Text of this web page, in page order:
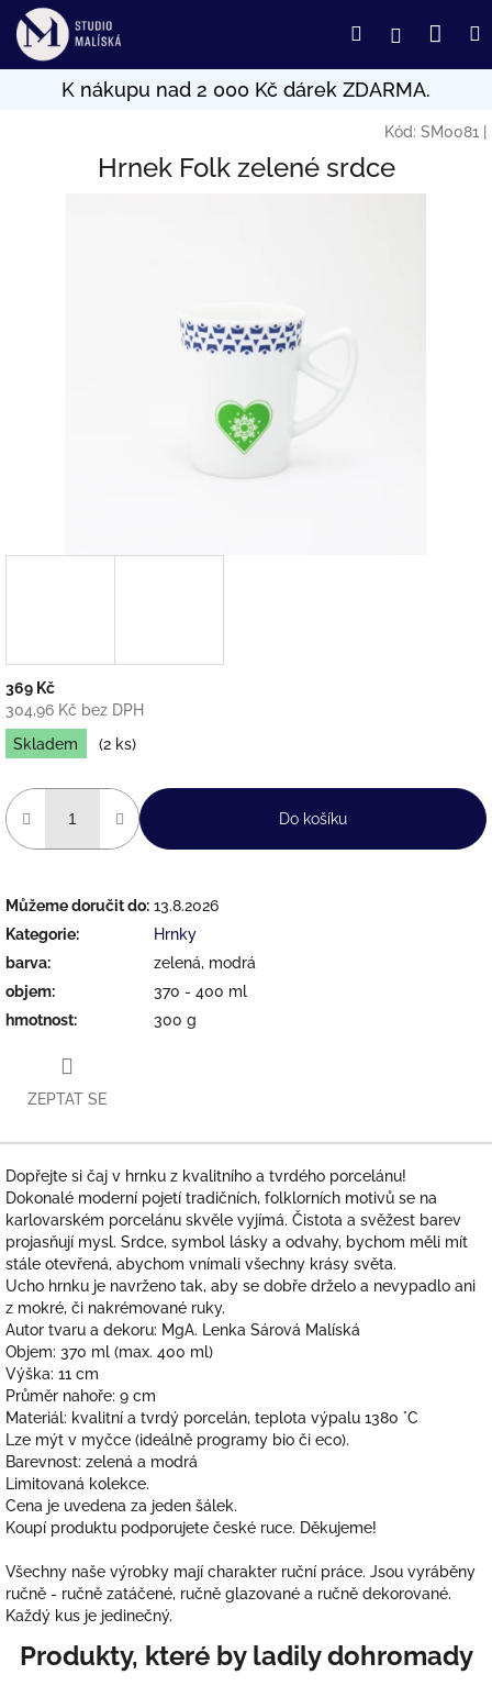
Přejít
obsah
HledatPřihlášení
Kód: SM0081
Hrnek Folk zelené srdce
369 Kč
304,96 Kč bez DPH
Měrná
cena:
Skladem (2 ks)
Do košíku
Můžeme doručit do: 13.8.2026
Kategorie:
Hrnky
barva:
zelená, modrá
objem:
370 - 400 ml
hmotnost: 300 g
ZEPTAT SE
Dopřejte si čaj v hrnku z kvalitního a tvrdého porcelánu!
Dokonalé moderní pojetí tradičních, folklorních motivů se na
karlovarském porcelánu skvěle vyjímá. Čistota a svěžest barev
projasňují mysl. Srdce, symbol lásky a odvahy, bychom měli mít
stále otevřená, abychom vnímali všechny krásy světa.
Ucho hrnku je navrženo tak, aby se dobře drželo a nevypadlo ani
z mokré, či nakrémované ruky.
Autor tvaru a dekoru: MgA. Lenka Sárová Malíská
Objem: 370 ml (max. 400 ml)
Výška: 11 cm
Průměr nahoře: 9 cm
Materiál: kvalitní a tvrdý porcelán, teplota výpalu 1380 °C
Lze mýt v myčce (ideálně programy bio či eco).
Barevnost: zelená a modrá
Limitovaná kolekce.
Cena je uvedena za jeden šálek.
Koupí produktu podporujete české ruce. Děkujeme!
Všechny naše výrobky mají charakter ruční práce. Jsou vyráběny
ručně - ručně zatáčené, ručně glazované a ručně dekorované.
Každý kus je jedinečný.